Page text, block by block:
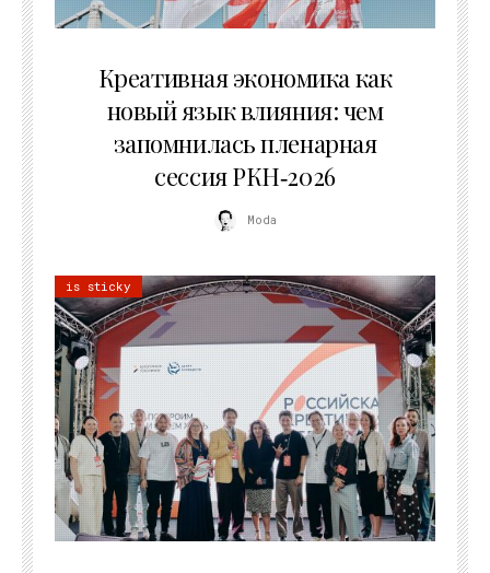
Креативная экономика как
новый язык влияния: чем
запомнилась пленарная
сессия РКН‑2026
Moda
is sticky